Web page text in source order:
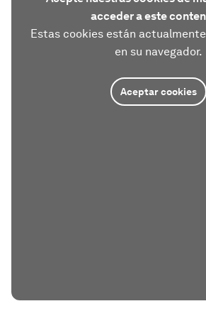
acceder a este
Estas cookies están
en su navegador.
Aceptar cookies